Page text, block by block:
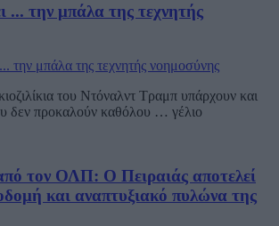
την μπάλα της τεχνητής
του Ντόναλντ Τραμπ υπάρχουν και
δεν προκαλούν καθόλου … γέλιο
τον ΟΛΠ: Ο Πειραιάς αποτελεί
και αναπτυξιακό πυλώνα της